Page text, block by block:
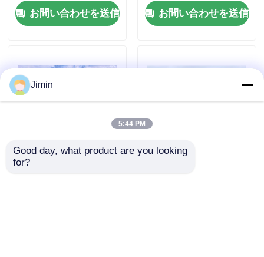
工場 ツアー
品質管理
連絡 ください
および400L燃料タンク付き
お問い合わせを送信 お問い合わせを送信
SHACMAN F3000 6x4
Jimin
5:44 PM
Good day, what product are you looking
for?